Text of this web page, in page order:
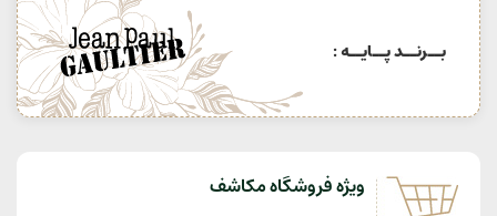
بــرنــد پــایــه :
ویژه فروشگاه مکاشف